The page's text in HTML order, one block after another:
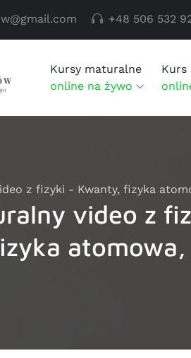
+48 506 532
Kursy maturalne
online na żywo
Kurs
z fizyki - Kwanty, fizyka
video z